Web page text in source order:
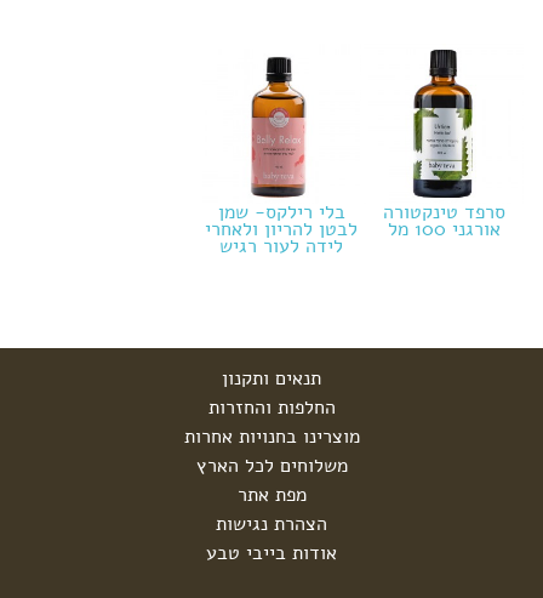
סרפד טינקטורה
אורגני 100 מל
בלי רילקס- שמן
לבטן להריון ולאחרי
לידה לעור רגיש
תנאים ותקנון
החלפות והחזרות
מוצרינו בחנויות אחרות
משלוחים לכל הארץ
מפת אתר
הצהרת נגישות
אודות בייבי טבע